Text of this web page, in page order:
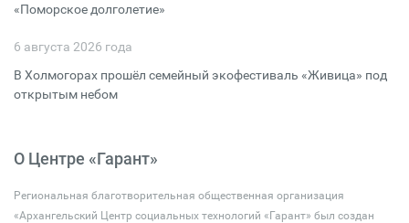
«Поморское долголетие»
6 августа 2026 года
В Холмогорах прошёл семейный экофестиваль «Живица» под
открытым небом
О Центре «Гарант»
Региональная благотворительная общественная организация
«Архангельский Центр социальных технологий «Гарант» был создан